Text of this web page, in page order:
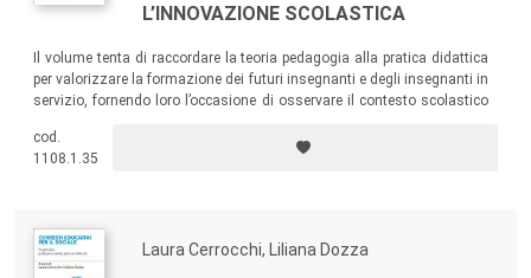
L’INNOVAZIONE SCOLASTICA
Il volume tenta di raccordare la teoria pedagogia alla pratica didattica
per valorizzare la formazione dei futuri insegnanti e degli insegnanti in
servizio, fornendo loro l’occasione di osservare il contesto scolastico
grado di potenziare il circolo virtuoso di interazione tra sapere e saper
fare.
cod.
1108.1.35
Laura Cerrocchi, Liliana Dozza